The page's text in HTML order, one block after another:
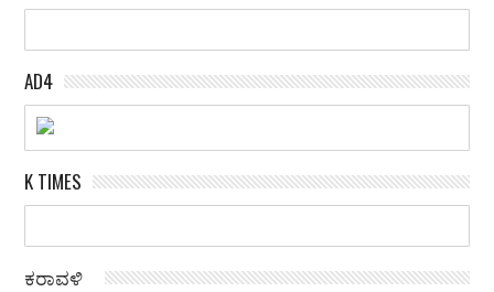
AD4
K TIMES
ಕರಾವಳಿ